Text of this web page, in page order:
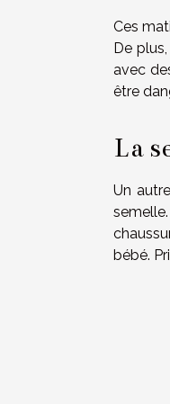
Ces
De
avec
être
La
Un
bébé.